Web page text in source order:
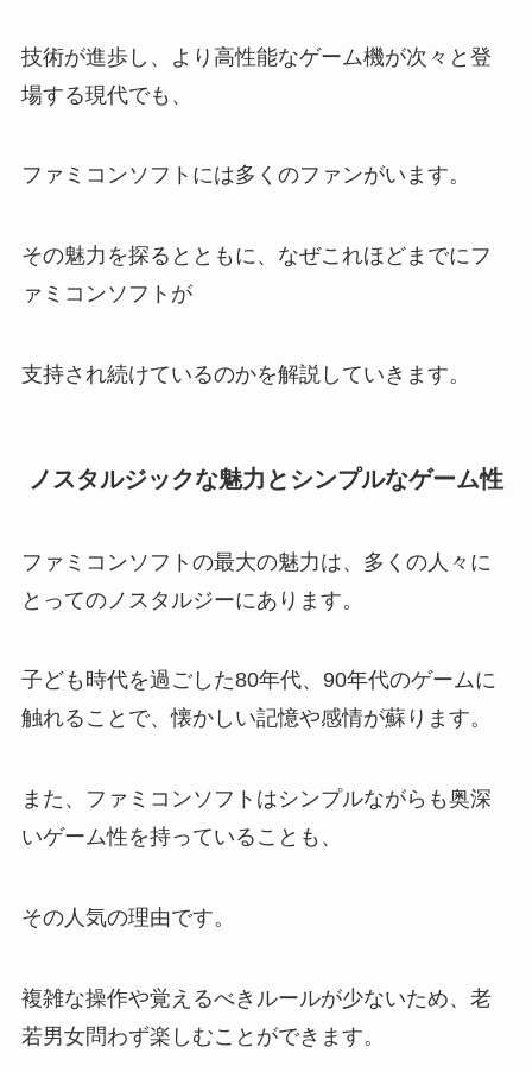
技術が進歩し、より高性能なゲーム機が次々と登
場する現代でも、
ファミコンソフトには多くのファンがいます。
その魅力を探るとともに、なぜこれほどまでにフ
ァミコンソフトが
支持され続けているのかを解説していきます。
ノスタルジックな魅力とシンプルなゲーム性
ファミコンソフトの最大の魅力は、多くの人々に
とってのノスタルジーにあります。
子ども時代を過ごした80年代、90年代のゲームに
触れることで、懐かしい記憶や感情が蘇ります。
また、ファミコンソフトはシンプルながらも奥深
いゲーム性を持っていることも、
その人気の理由です。
複雑な操作や覚えるべきルールが少ないため、老
若男女問わず楽しむことができます。